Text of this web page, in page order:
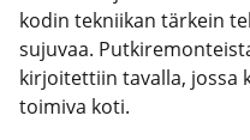
kodin tekniikan tärkein
sujuvaa.
kirjoitettiin tavalla, jossa
toimiva koti.